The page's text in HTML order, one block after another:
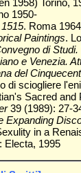
1958) Torino,
1950-
. Roma
Paintings.
di
e Venezia.
del
di sciogliere
Sacred and
39 (1989): 27-
Expanding
in a
Electa, 1995